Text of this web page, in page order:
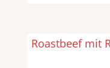
Roastbeef mit